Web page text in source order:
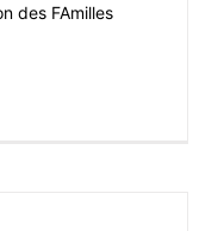
des FAmilles